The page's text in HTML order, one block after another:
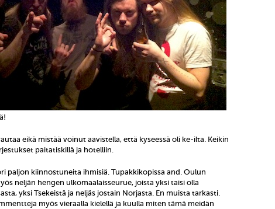
eikä mistää voinut aavistella, että kyseessä oli ke-ilta. Keikin
paitatiskillä ja hotelliin.
paljon kiinnostuneita ihmisiä. Tupakkikopissa and. Oulun
neljän hengen ulkomaalaisseurue, joista yksi taisi olla
yksi Tsekeistä ja neljäs jostain Norjasta. En muista tarkasti.
myös vieraalla kielellä ja kuulla miten tämä meidän